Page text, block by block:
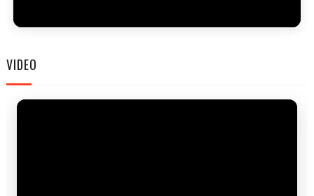
VIDEO
FAM